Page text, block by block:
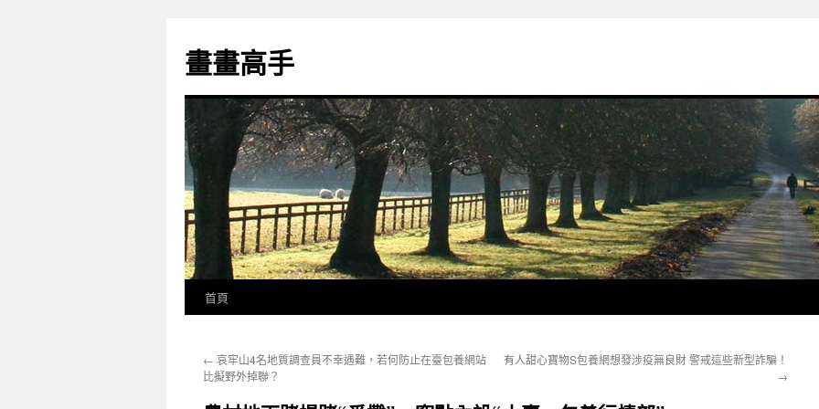
主
要
畫畫高手
首頁
← 哀牢山4名地質調查員不幸遇難，若何防止在臺包養網站
比擬野外掉聯？
有人甜心寶物S包養網想發涉疫無良財 警戒這些新型詐騙！
→